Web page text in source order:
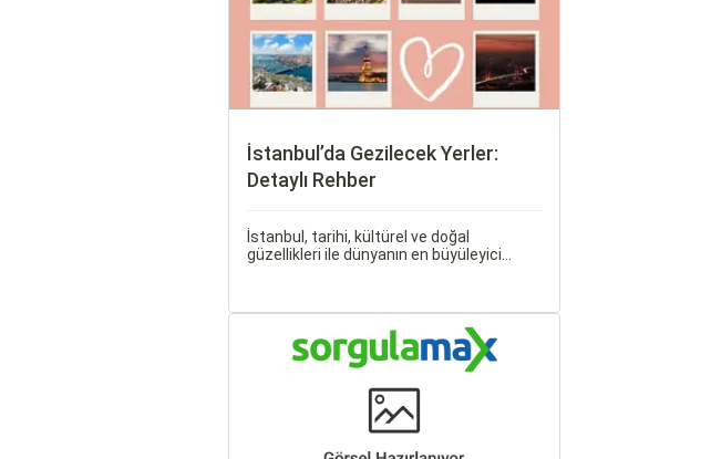
İstanbul’da Gezilecek Yerler:
Detaylı Rehber
İstanbul, tarihi, kültürel ve doğal
güzellikleri ile dünyanın en büyüleyici